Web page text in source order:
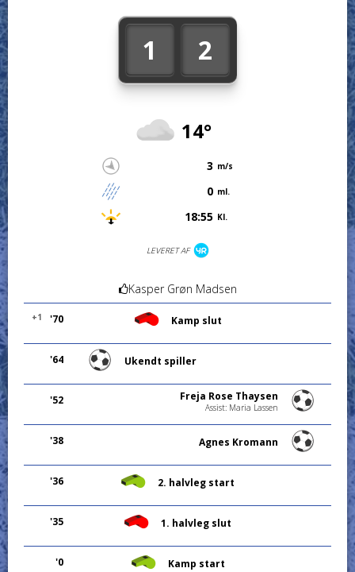
1 2
14°
3 m/s
0 ml.
18:55 Kl.
LEVERET AF
Kasper Grøn Madsen
'70
+1 Kamp slut
'64 Ukendt spiller
'52 Freja Rose Thaysen
Assist: Maria Lassen
'38 Agnes Kromann
'36 2. halvleg start
'35 1. halvleg slut
'0 Kamp start